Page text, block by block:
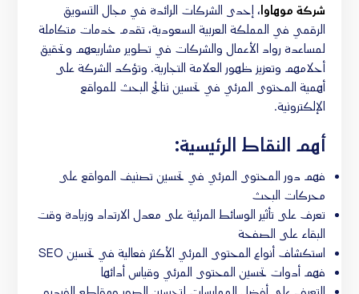
شركة موهاوا، إحدى الشركات الرائدة في مجال التسويق
الرقمي في المملكة العربية السعودية، تقدم خدمات متكاملة
لمساعدة رواد الأعمال والشركات في تطوير مشاريعهم وتحقيق
أحلامهم وتعزيز ظهور العلامة التجارية. وتؤكد الشركة على
أهمية المحتوى المرئي في تحسين نتائج البحث للمواقع
الإلكترونية.
أهم النقاط الرئيسية:
فهم دور المحتوى المرئي في تحسين تصنيف المواقع على
محركات البحث
تعرف على تأثير الوسائط المرئية على معدل الارتداد وزيادة وقت
البقاء على الصفحة
استكشاف أنواع المحتوى المرئي الأكثر فعالية في تحسين SEO
فهم أدوات تحسين المحتوى المرئي وقياس أدائها